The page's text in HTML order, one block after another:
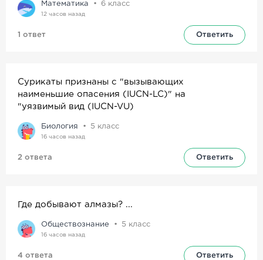
Математика 6 класс
12 часов назад
1 ответ Ответить
Сурикаты признаны с "вызывающих
наименьшие опасения (IUCN-LC)" на
"уязвимый вид (IUCN-VU)
Биология 5 класс
16 часов назад
2 ответа Ответить
Где добывают алмазы? ...
Обществознание 5 класс
16 часов назад
4 ответа Ответить